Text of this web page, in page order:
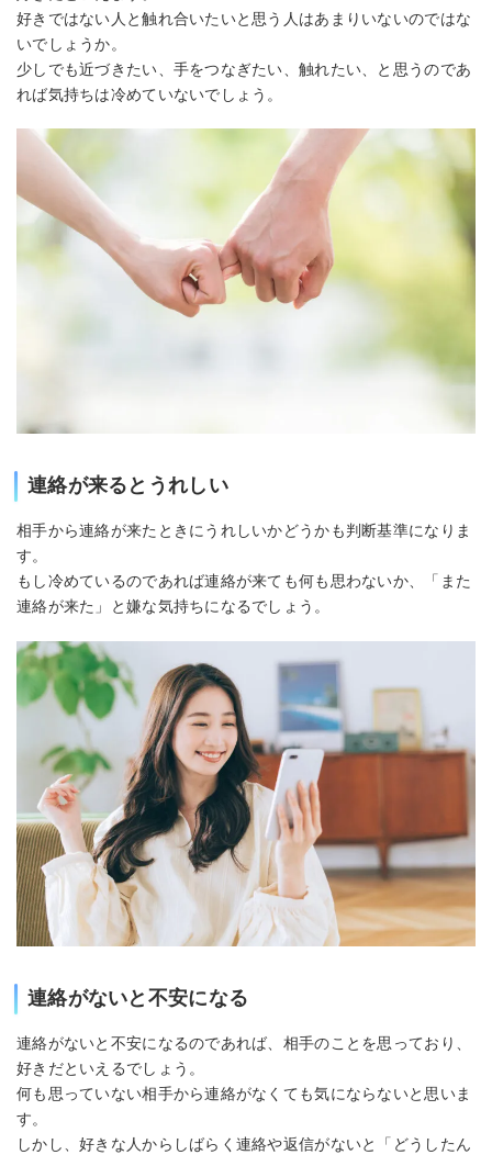
好きではない人と触れ合いたいと思う人はあまりいないのではな
いでしょうか。
少しでも近づきたい、手をつなぎたい、触れたい、と思うのであ
れば気持ちは冷めていないでしょう。
連絡が来るとうれしい
相手から連絡が来たときにうれしいかどうかも判断基準になりま
す。
もし冷めているのであれば連絡が来ても何も思わないか、「また
連絡が来た」と嫌な気持ちになるでしょう。
連絡がないと不安になる
連絡がないと不安になるのであれば、相手のことを思っており、
好きだといえるでしょう。
何も思っていない相手から連絡がなくても気にならないと思いま
す。
しかし、好きな人からしばらく連絡や返信がないと「どうしたん